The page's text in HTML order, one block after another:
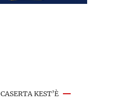
CASERTA KEST’È